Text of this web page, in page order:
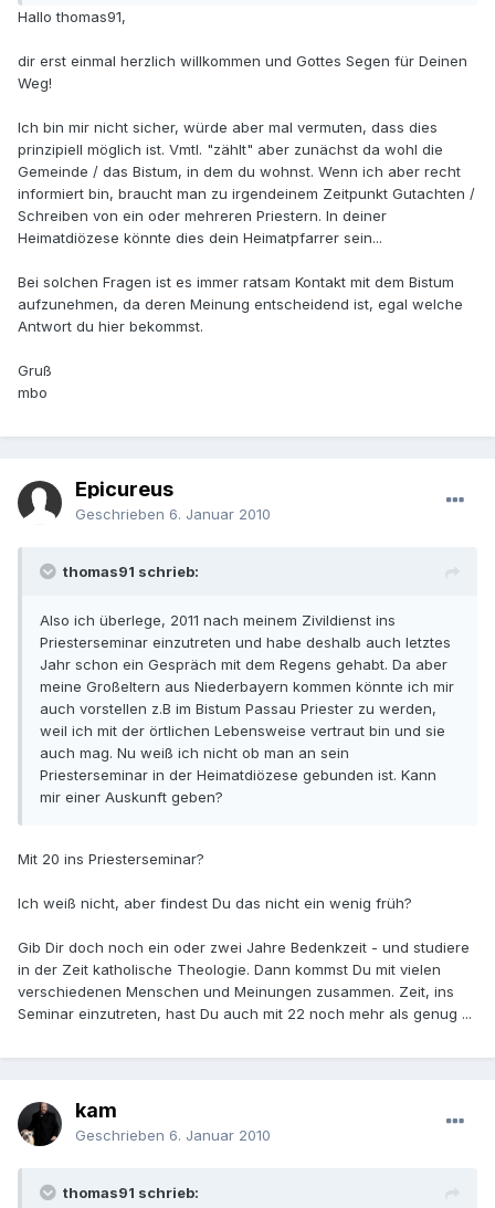
Hallo thomas91,
dir erst einmal herzlich willkommen und Gottes Segen für Deinen
Weg!
Ich bin mir nicht sicher, würde aber mal vermuten, dass dies
prinzipiell möglich ist. Vmtl. "zählt" aber zunächst da wohl die
Gemeinde / das Bistum, in dem du wohnst. Wenn ich aber recht
informiert bin, braucht man zu irgendeinem Zeitpunkt Gutachten /
Schreiben von ein oder mehreren Priestern. In deiner
Heimatdiözese könnte dies dein Heimatpfarrer sein...
Bei solchen Fragen ist es immer ratsam Kontakt mit dem Bistum
aufzunehmen, da deren Meinung entscheidend ist, egal welche
Antwort du hier bekommst.
Gruß
mbo
Epicureus
Geschrieben 6. Januar 2010
thomas91 schrieb:
Also ich überlege, 2011 nach meinem Zivildienst ins
Priesterseminar einzutreten und habe deshalb auch letztes
Jahr schon ein Gespräch mit dem Regens gehabt. Da aber
meine Großeltern aus Niederbayern kommen könnte ich mir
auch vorstellen z.B im Bistum Passau Priester zu werden,
weil ich mit der örtlichen Lebensweise vertraut bin und sie
auch mag. Nu weiß ich nicht ob man an sein
Priesterseminar in der Heimatdiözese gebunden ist. Kann
mir einer Auskunft geben?
Mit 20 ins Priesterseminar?
Ich weiß nicht, aber findest Du das nicht ein wenig früh?
Gib Dir doch noch ein oder zwei Jahre Bedenkzeit - und studiere
in der Zeit katholische Theologie. Dann kommst Du mit vielen
verschiedenen Menschen und Meinungen zusammen. Zeit, ins
Seminar einzutreten, hast Du auch mit 22 noch mehr als genug ...
kam
Geschrieben 6. Januar 2010
thomas91 schrieb: